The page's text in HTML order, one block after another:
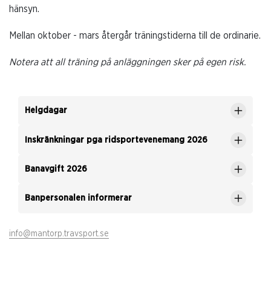
hänsyn.
Mellan oktober - mars återgår träningstiderna till de ordinarie.
Notera att all träning på anläggningen sker på egen risk.
Helgdagar
Inskränkningar pga ridsportevenemang 2026
Banavgift 2026
Banpersonalen informerar
info@mantorp.travsport.se